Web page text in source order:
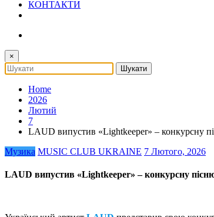
КОНТАКТИ
×
Home
2026
Лютий
7
LAUD випустив «Lightkeeper» – конкурсну
Музика MUSIC CLUB UKRAINE 7 Лютого, 2026
LAUD випустив «Lightkeeper» – конкурсну пісню